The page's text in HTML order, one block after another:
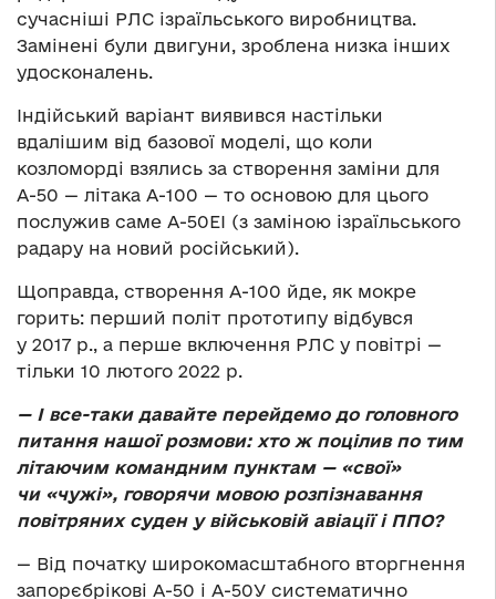
сучасніші РЛС ізраїльського виробництва.
Замінені були двигуни, зроблена низка інших
удосконалень.
Індійський варіант виявився настільки
вдалішим від базової моделі, що коли
козломорді взялись за створення заміни для
А-50 — літака А-100 — то основою для цього
послужив саме А-50ЕІ (з заміною ізраїльського
радару на новий російський).
Щоправда, створення А-100 йде, як мокре
горить: перший політ прототипу відбувся
у 2017 р., а перше включення РЛС у повітрі —
тільки 10 лютого 2022 р.
— І все-таки давайте перейдемо до головного
питання нашої розмови: хто ж поцілив по тим
літаючим командним пунктам — «свої»
чи «чужі», говорячи мовою розпізнавання
повітряних суден у військовій авіації і ППО?
— Від початку широкомасштабного вторгнення
запорєбрікові А-50 і А-50У систематично